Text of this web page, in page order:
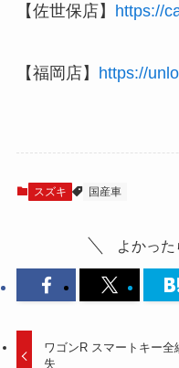
【佐世保店】 https://
【福岡店】 https://
スズキ 国産車
よかった
ワゴンR スマートキー全
失